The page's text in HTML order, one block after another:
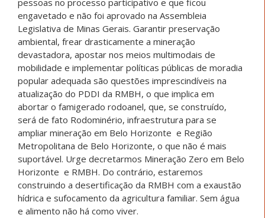
pessoas no processo participativo e que ficou
engavetado e não foi aprovado na Assembleia
Legislativa de Minas Gerais. Garantir preservação
ambiental, frear drasticamente a mineração
devastadora, apostar nos meios multimodais de
mobilidade e implementar políticas públicas de moradia
popular adequada são questões imprescindíveis na
atualização do PDDI da RMBH, o que implica em
abortar o famigerado rodoanel, que, se construído,
será de fato Rodominério, infraestrutura para se
ampliar mineração em Belo Horizonte e Região
Metropolitana de Belo Horizonte, o que não é mais
suportável. Urge decretarmos Mineração Zero em Belo
Horizonte e RMBH. Do contrário, estaremos
construindo a desertificação da RMBH com a exaustão
hídrica e sufocamento da agricultura familiar. Sem água
e alimento não há como viver.